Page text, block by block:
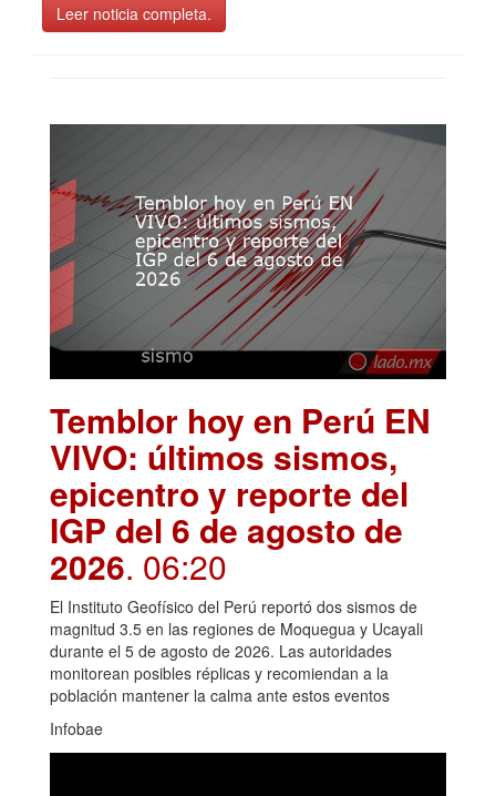
Leer noticia completa.
Temblor hoy en Perú EN
VIVO: últimos sismos,
epicentro y reporte del
IGP del 6 de agosto de
2026. 06:20
El Instituto Geofísico del Perú reportó dos sismos de
magnitud 3.5 en las regiones de Moquegua y Ucayali
durante el 5 de agosto de 2026. Las autoridades
monitorean posibles réplicas y recomiendan a la
población mantener la calma ante estos eventos
Infobae